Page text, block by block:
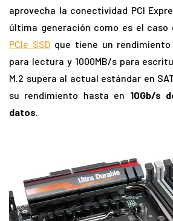
aprovecha la conectividad PCI
última generación como es el caso
PCIe SSDque tiene un rendimiento
para lectura y 1000MB/s para
M.2 supera al actual estándar en
su rendimiento hasta en 10Gb/s
datos.